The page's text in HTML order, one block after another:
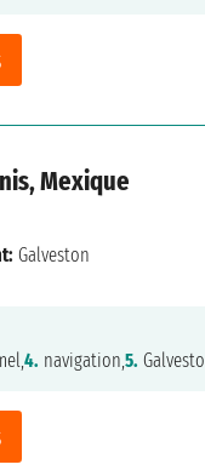
Mexique
Galveston
4. navigation,5.